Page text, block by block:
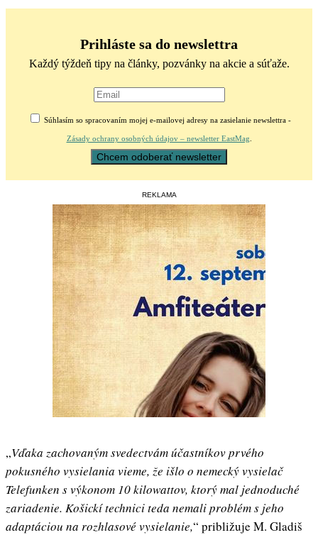
Prihláste sa do newslettra
Každý týždeň tipy na články, pozvánky na akcie a súťaže.
Súhlasím so spracovaním mojej e-mailovej adresy na zasielanie newslettra -
Zásady ochrany osobných údajov – newsletter EastMag
REKLAMA
„Vďaka zachovaným svedectvám účastníkov prvého
pokusného vysielania vieme, že išlo o nemecký vysielač
Telefunken s výkonom 10 kilowattov, ktorý mal jednoduché
zariadenie. Košickí technici teda nemali problém s jeho
adaptáciou na rozhlasové vysielanie,“ približuje M. Gladiš